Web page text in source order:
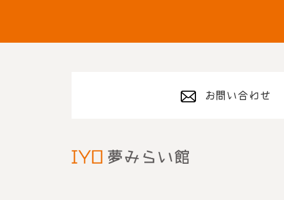
お問い合わせ